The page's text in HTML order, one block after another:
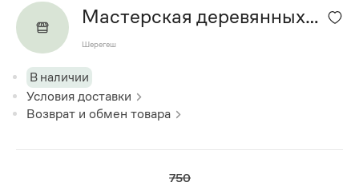
Мастерская деревянных
изделий
Шерегеш
В наличии
Условия доставки
Возврат и обмен товара
750